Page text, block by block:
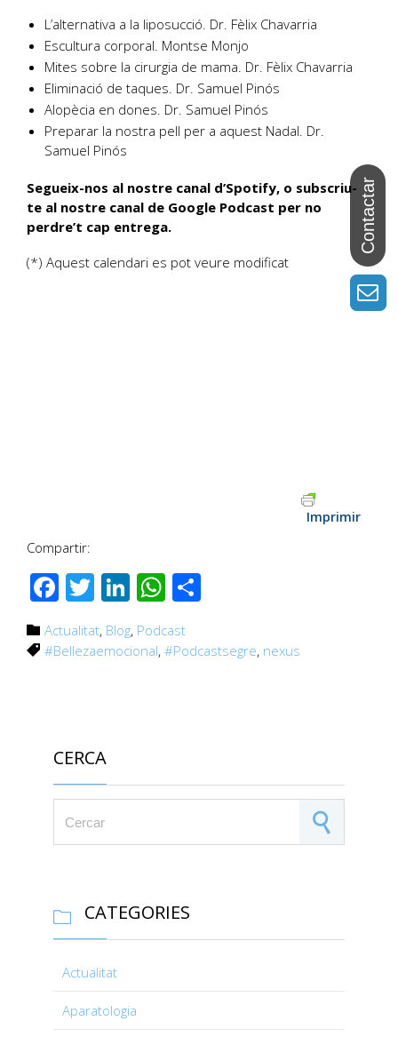
L’alternativa a la liposucció. Dr. Fèlix Chavarria
Escultura corporal. Montse Monjo
Mites sobre la cirurgia de mama. Dr. Fèlix Chavarria
Eliminació de taques. Dr. Samuel Pinós
Alopècia en dones. Dr. Samuel Pinós
Preparar la nostra pell per a aquest Nadal. Dr.
Samuel Pinós
Segueix-nos al nostre canal d’Spotify, o subscriu-
te al nostre canal de Google Podcast per no
perdre’t cap entrega.
(*) Aquest calendari es pot veure modificat
Imprimir
Compartir:
Facebook
Twitter
LinkedIn
WhatsApp
 Category
Actualitat, Blog, Podcast
 Tags
#Bellezaemocional, #Podcastsegre, nexus
CERCA
 CATEGORIES
Actualitat
Aparatologia